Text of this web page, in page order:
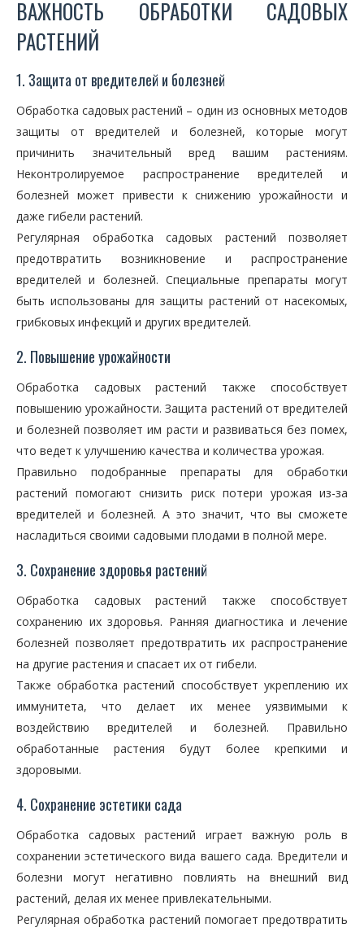
ВАЖНОСТЬ ОБРАБОТКИ САДОВЫХ
РАСТЕНИЙ
1. Защита от вредителей и болезней
Обработка садовых растений – один из основных методов
защиты от вредителей и болезней, которые могут
причинить значительный вред вашим растениям.
Неконтролируемое распространение вредителей и
болезней может привести к снижению урожайности и
даже гибели растений.
Регулярная обработка садовых растений позволяет
предотвратить возникновение и распространение
вредителей и болезней. Специальные препараты могут
быть использованы для защиты растений от насекомых,
грибковых инфекций и других вредителей.
2. Повышение урожайности
Обработка садовых растений также способствует
повышению урожайности. Защита растений от вредителей
и болезней позволяет им расти и развиваться без помех,
что ведет к улучшению качества и количества урожая.
Правильно подобранные препараты для обработки
растений помогают снизить риск потери урожая из-за
вредителей и болезней. А это значит, что вы сможете
насладиться своими садовыми плодами в полной мере.
3. Сохранение здоровья растений
Обработка садовых растений также способствует
сохранению их здоровья. Ранняя диагностика и лечение
болезней позволяет предотвратить их распространение
на другие растения и спасает их от гибели.
Также обработка растений способствует укреплению их
иммунитета, что делает их менее уязвимыми к
воздействию вредителей и болезней. Правильно
обработанные растения будут более крепкими и
здоровыми.
4. Сохранение эстетики сада
Обработка садовых растений играет важную роль в
сохранении эстетического вида вашего сада. Вредители и
болезни могут негативно повлиять на внешний вид
растений, делая их менее привлекательными.
Регулярная обработка растений помогает предотвратить